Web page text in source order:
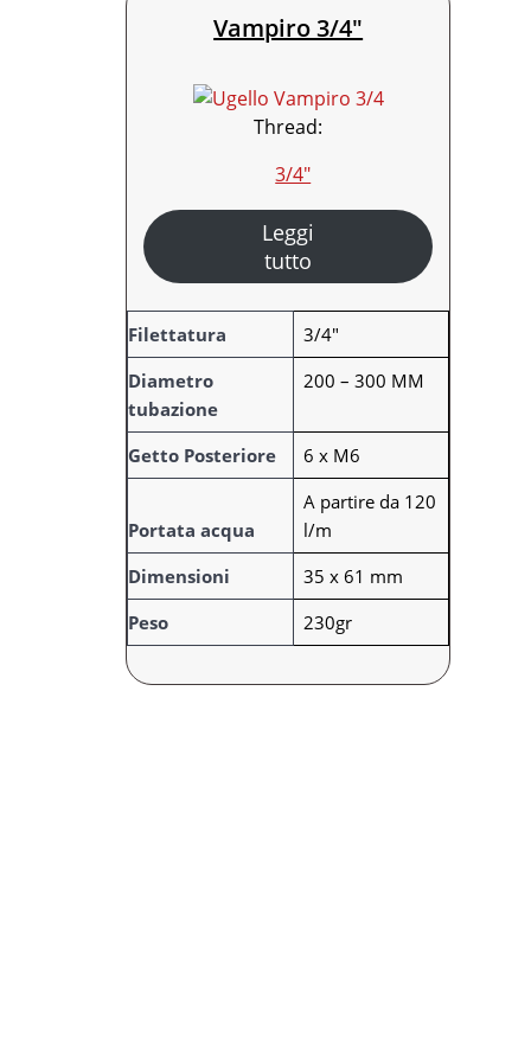
Vampiro 3/4″
Thread:
3/4″
Leggi
tutto
A
t
t
r
i
b
t
i
V
a
l
r
e
Filettatura
3/4"
Diametro
tubazione
200 – 300 MM
Getto Posteriore 6 x M6
Portata acqua
A partire da 120
l/m
Dimensioni
35 x 61 mm
Peso
230gr